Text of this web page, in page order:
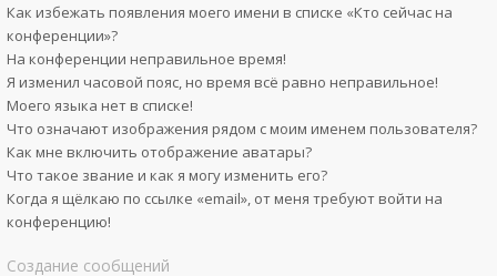
Как избежать появления моего имени в списке «Кто сейчас на
конференции»?
На конференции неправильное время!
Я изменил часовой пояс, но время всё равно неправильное!
Моего языка нет в списке!
Что означают изображения рядом с моим именем пользователя?
Как мне включить отображение аватары?
Что такое звание и как я могу изменить его?
Когда я щёлкаю по ссылке «email», от меня требуют войти на
конференцию!
Создание сообщений